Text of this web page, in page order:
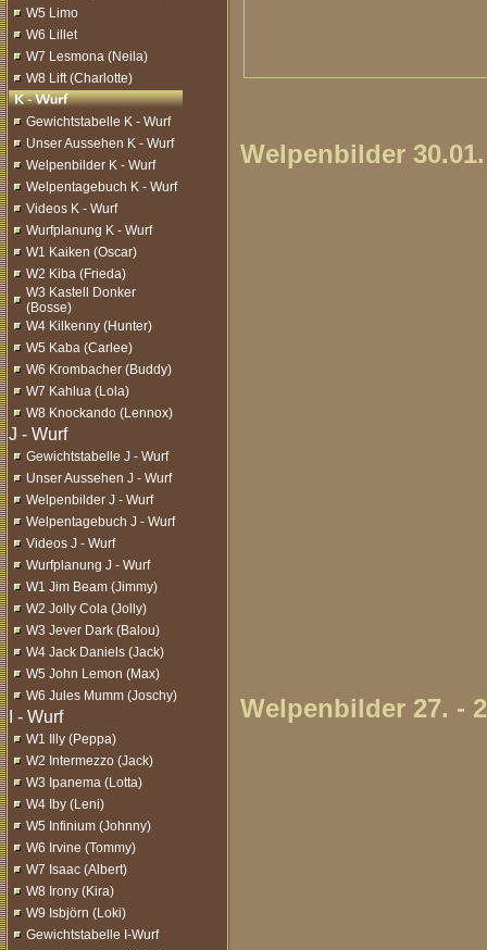
W5 Limo
W6 Lillet
W7 Lesmona (Neila)
W8 Lift (Charlotte)
Gewichtstabelle K - Wurf
Unser Aussehen K - Wurf
Welpenbilder K - Wurf
Welpentagebuch K - Wurf
Videos K - Wurf
Wurfplanung K - Wurf
W1 Kaiken (Oscar)
W2 Kiba (Frieda)
W3 Kastell Donker
(Bosse)
W4 Kilkenny (Hunter)
W5 Kaba (Carlee)
W6 Krombacher (Buddy)
W7 Kahlua (Lola)
W8 Knockando (Lennox)
Gewichtstabelle J - Wurf
Unser Aussehen J - Wurf
Welpenbilder J - Wurf
Welpentagebuch J - Wurf
Videos J - Wurf
Wurfplanung J - Wurf
W1 Jim Beam (Jimmy)
W2 Jolly Cola (Jolly)
W3 Jever Dark (Balou)
W4 Jack Daniels (Jack)
W5 John Lemon (Max)
W6 Jules Mumm (Joschy)
W1 Illy (Peppa)
W2 Intermezzo (Jack)
W3 Ipanema (Lotta)
W4 Iby (Leni)
W5 Infinium (Johnny)
W6 Irvine (Tommy)
W7 Isaac (Albert)
W8 Irony (Kira)
W9 Isbjörn (Loki)
Gewichtstabelle I-Wurf
Welpenbilder
Welpenbilder 27. -